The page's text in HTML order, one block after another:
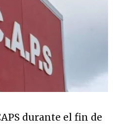
durante el fin de